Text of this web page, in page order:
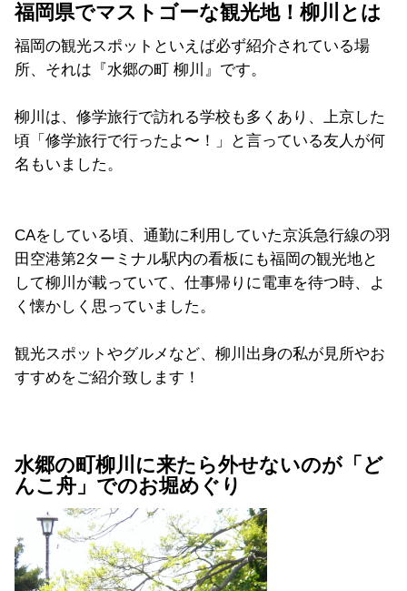
福岡県でマストゴーな観光地！柳川とは
福岡の観光スポットといえば必ず紹介されている場
所、それは『水郷の町 柳川』です。
柳川は、修学旅行で訪れる学校も多くあり、上京した
頃「修学旅行で行ったよ〜！」と言っている友人が何
名もいました。
CAをしている頃、通勤に利用していた京浜急行線の羽
田空港第2ターミナル駅内の看板にも福岡の観光地と
して柳川が載っていて、仕事帰りに電車を待つ時、よ
く懐かしく思っていました。
観光スポットやグルメなど、柳川出身の私が見所やお
すすめをご紹介致します！
水郷の町柳川に来たら外せないのが「ど
んこ舟」でのお堀めぐり